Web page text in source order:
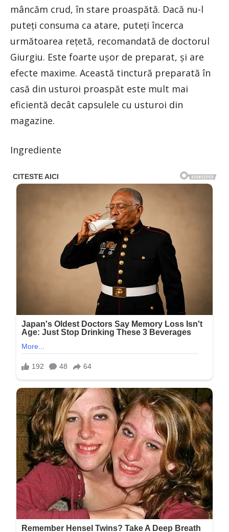
mâncăm crud, în stare proaspătă. Dacă nu-l
puteți consuma ca atare, puteți încerca
următoarea rețetă, recomandată de doctorul
Giurgiu. Este foarte ușor de preparat, și are
efecte maxime. Această tinctură preparată în
casă din usturoi proaspăt este mult mai
eficientă decât capsulele cu usturoi din
magazine.
Ingrediente